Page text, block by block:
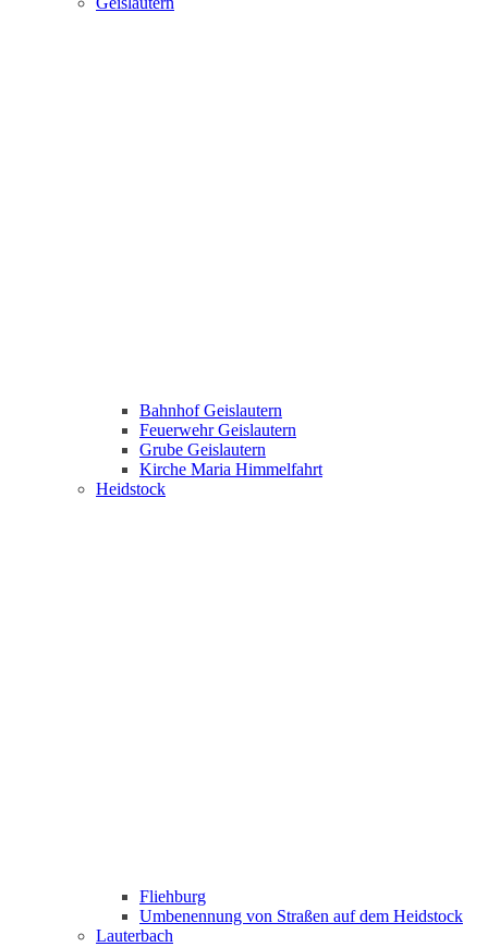
Bahnhof Geislautern
Feuerwehr Geislautern
Grube Geislautern
Kirche Maria Himmelfahrt
Heidstock
Fliehburg
Umbenennung von Straßen auf dem Heidstock
Lauterbach